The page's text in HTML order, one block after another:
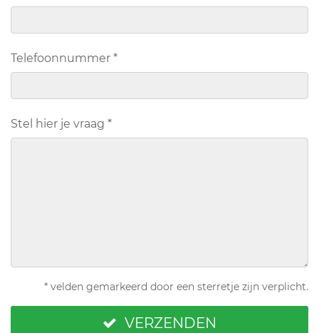
Telefoonnummer *
Stel hier je vraag *
* velden gemarkeerd door een sterretje zijn verplicht.
VERZENDEN